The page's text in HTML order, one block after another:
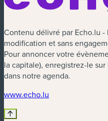
Contenu délivré par Echo.lu
modification et sans
Pour annoncer votre
la capitale), enregistrez-le
dans notre agenda.
www.echo.lu